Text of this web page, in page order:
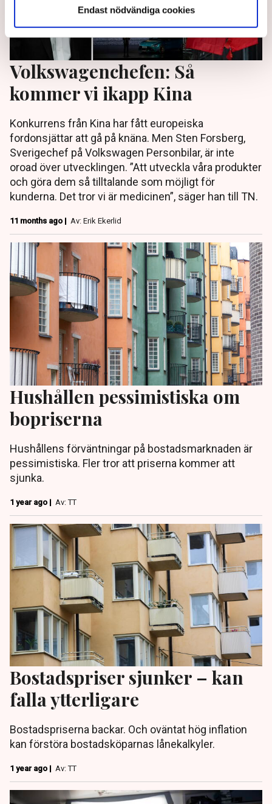
Endast nödvändiga cookies
Volkswagenchefen: Så
kommer vi ikapp Kina
Konkurrens från Kina har fått europeiska
fordonsjättar att gå på knäna. Men Sten Forsberg,
Sverigechef på Volkswagen Personbilar, är inte
oroad över utvecklingen. ”Att utveckla våra produkter
och göra dem så tilltalande som möjligt för
kunderna. Det tror vi är medicinen”, säger han till TN.
11 months ago | Av: Erik Ekerlid
Hushållen pessimistiska om
bopriserna
Hushållens förväntningar på bostadsmarknaden är
pessimistiska. Fler tror att priserna kommer att
sjunka.
1 year ago | Av: TT
Bostadspriser sjunker – kan
falla ytterligare
Bostadspriserna backar. Och oväntat hög inflation
kan förstöra bostadsköparnas lånekalkyler.
1 year ago | Av: TT